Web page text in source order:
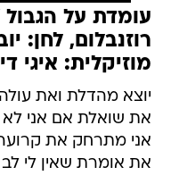
עומדת על
רוזנבלום, לחן:
מוזיקלית: איגי
יוצא מהדלת ואת
את שואלת אם אני לא
אני מתרחק את
את אומרת שאין לי לב